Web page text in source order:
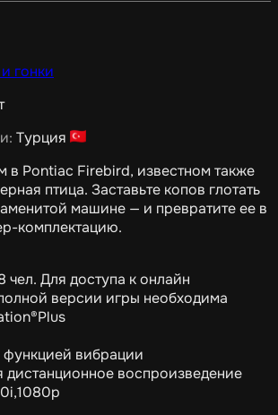
гонки
Турция
в Pontiac Firebird, известном также
птица. Заставьте копов глотать
машине — и превратите ее в
комплектацию.
чел. Для доступа к онлайн
версии игры необходима
функцией вибрации
воспроизведение